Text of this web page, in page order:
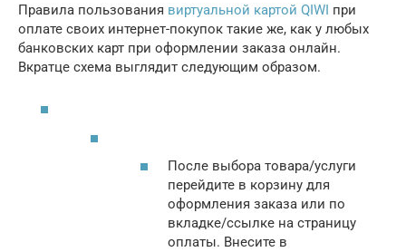
Правила пользования виртуальной картой QIWI при
оплате своих интернет-покупок такие же, как у любых
банковских карт при оформлении заказа онлайн.
Вкратце схема выглядит следующим образом.
После выбора товара/услуги
перейдите в корзину для
оформления заказа или по
вкладке/ссылке на страницу
оплаты. Внесите в